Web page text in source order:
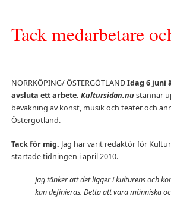
Tack medarbetare
NORRKÖPING/ ÖSTERGÖTLANDIdag 6 juni
avsluta ett arbete. Kultursidan.nustannar
bevakning av konst, musik och teater och
Östergötland.
Tack för mig. Jag har varit redaktör för
startade tidningen i april 2010.
Jag tänker att det ligger i kulturens och
kan definieras. Detta att vara människa